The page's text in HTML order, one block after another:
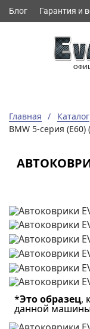
Блог Гарантия и
Главная Каталог
BMW 5-серия
*Это образец,
данной машины